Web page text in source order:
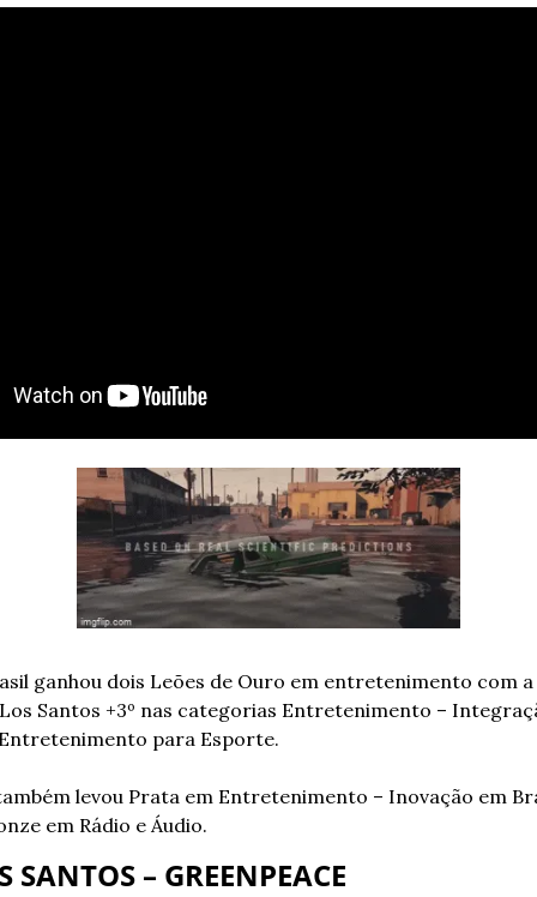
ganhou dois Leões de Ouro em entretenimento com a
Santos +3º nas categorias Entretenimento –
para Esporte.
levou Prata em Entretenimento – Inovação em
em Rádio e Áudio.
SANTOS – GREENPEACE